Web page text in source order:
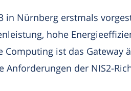
in Nürnberg erstmals
hohe
ist das Gateway
Anforderungen der NIS2-